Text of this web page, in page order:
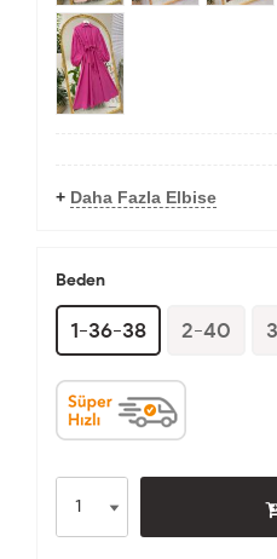
+ Daha Fazla Elbise
Beden
1-36-38 2-40